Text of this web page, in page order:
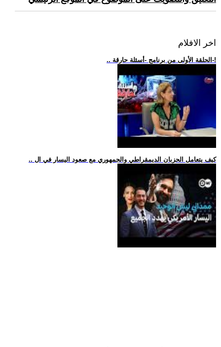
اخر الافلام
.. الحلقة الأولى من برنامج -أسئلة حارقة-!
.. كيف يتعامل الحزبان الديمقراطي والجمهوري مع صعود اليسار في ال